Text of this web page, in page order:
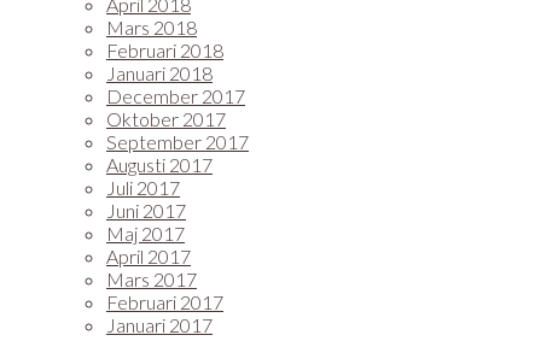
Mars 2018
Februari 2018
Januari 2018
December 2017
Oktober 2017
September 2017
Augusti 2017
Juli 2017
Juni 2017
Maj 2017
April 2017
Mars 2017
Februari 2017
Januari 2017